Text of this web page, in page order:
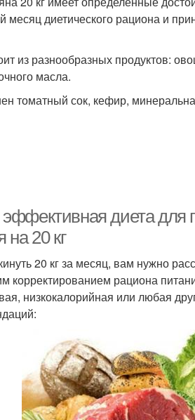
месяц диетического рациона и
из разнообразных продуктов:
масла.
томатный сок, кефир,
диета для
на 20 кг
20 кг за месяц, вам нужно
корректированием рациона
низкокалорийная или любая